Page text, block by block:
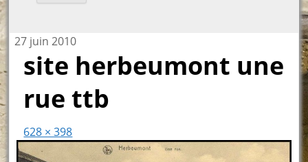
27 juin 2010
site herbeumont une
rue ttb
628 × 398